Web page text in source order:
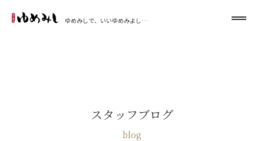
ゆめみしで、いいゆめみよし…
スタッフブログ
blog